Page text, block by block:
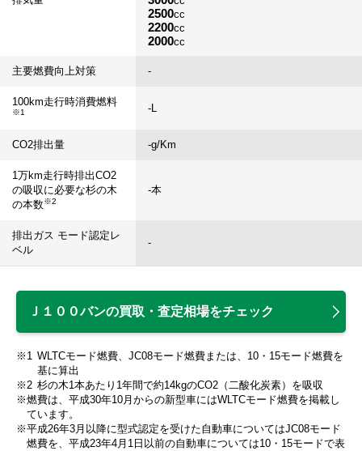
2500cc
2200cc
2000cc
主要燃費向上対策 -
100km走行時消費燃料
※1 -L
CO2排出量 -g/Km
1万km走行時排出CO2
の吸収に必要な杉の木
の本数※2
-本
排出ガス モード認定レ
ベル
-
Ｊ１００バンの買取・査定相場をチェック
WLTCモード燃費、JC08モード燃費または、10・15モード燃費を
基に算出
杉の木1本あたり1年間で約14kgのCO2（二酸化炭素）を吸収
燃費は、平成30年10月からの新型車にはWLTCモード燃費を掲載し
ています。
平成26年3月以降に型式認定を受けた自動車についてはJC08モード
燃費を、平成23年4月1日以前の自動車については10・15モードで表